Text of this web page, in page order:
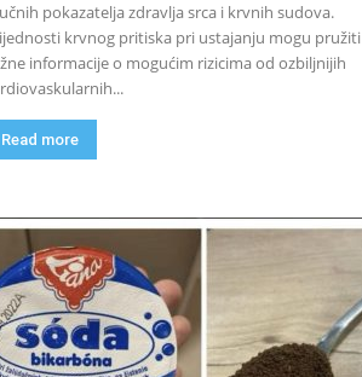
pokazatelja zdravlja srca i krvnih sudova.
krvnog pritiska pri ustajanju mogu pružiti
informacije o mogućim rizicima od ozbiljnijih
Read more